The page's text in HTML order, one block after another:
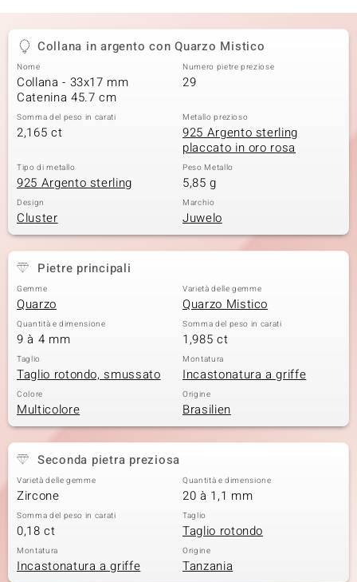
ClassicsCollana in argento con Quarzo Mistico
Nome
Collana - 33x17 mm
Catenina 45.7 cm
Numero pietre preziose
29
Somma del peso in carati
2,165 ct
Metallo prezioso
925 Argento sterling
placcato in oro rosa
Tipo di metallo
925 Argento sterling
Peso Metallo
5,85 g
Design
Cluster
Marchio
Juwelo
Pietre principali
Gemme
Quarzo
Varietà delle gemme
Quarzo Mistico
Quantità e dimensione
9 à 4 mm
Somma del peso in carati
1,985 ct
Taglio
Taglio rotondo, smussato
Montatura
Incastonatura a griffe
Colore
Multicolore
Origine
Brasilien
Seconda pietra preziosa
Varietà delle gemme
Zircone
Quantità e dimensione
20 à 1,1 mm
Somma del peso in carati
0,18 ct
Taglio
Taglio rotondo
Montatura
Incastonatura a griffe
Origine
Tanzania